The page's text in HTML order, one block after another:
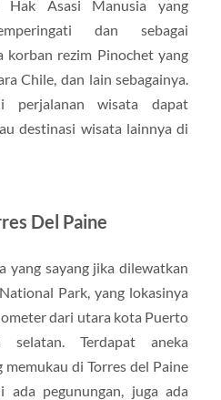
Hak Asasi Manusia yang
dan sebagai
korban rezim Pinochet yang
Chile, dan lain sebagainya.
wisata dapat
destinasi wisata lainnya di
Del Paine
yang sayang jika dilewatkan
Park, yang lokasinya
dari utara kota Puerto
selatan. Terdapat aneka
memukau di Torres del Paine
pegunungan, juga ada